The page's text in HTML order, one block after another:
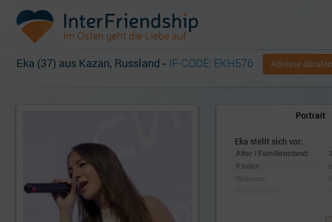
Portrait
Eka stellt sich vor:
Alter / Familienstand:
Kinder:
Eka (37) aus Kazan, Russland - IF-CODE: EKH576 Adresse abrufen